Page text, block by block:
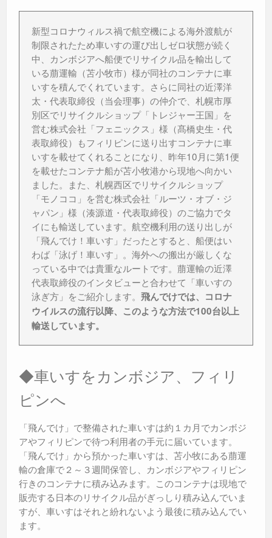
新型コロナウィルス禍で航空機による海外渡航が
制限されたため車いすの運び出しゼロ状態が続く
中、カンボジアへ船便でリサイクル品を輸出して
いる萠運輸（苫小牧市）様が同社のコンテナに車
いすを積んでくれています。さらに同社の近澤洋
太・代表取締役（当会理事）の仲介で、札幌市厚
別区でリサイクルショップ「トレジャー王国」を
営む株式会社「フェニックス」様（髙橋史生・代
表取締役）もフィリピンに送り出すコンテナに車
いすを載せてくれることになり、昨年10月に第1便
を載せたコンテナ船が苫小牧港から現地へ向かい
ました。また、札幌西区でリサイクルショップ
「モノココ」を営む株式会社「ルーツ・オブ・ジ
ャパン」様（湊源道・代表取締役）のご協力でタ
イにも輸送しています。航空機利用の送り出しが
「飛んでけ！車いす」だったとすると、船便はい
わば「泳げ！車いす」。海外への搬出が厳しくな
っている中では貴重なルートです。萠運輸の近澤
代表取締役のインタビューと合わせて「車いすの
泳ぎ方」をご紹介します。 飛んでけでは、コロナ
ウイルスの流行以降、このような方法で100台以上
輸送しています。
◆車いすをカンボジア、フィリ
ピンへ
「飛んでけ」で整備された車いすは約１カ月でカンボジ
アやフィリピンで待つ利用者の手元に届いています。
「飛んでけ」から預かった車いすは、苫小牧にある萠運
輸の倉庫で２～３週間保管し、カンボジアやフィリピン
行きのコンテナに積み込みます。このコンテナは現地で
販売する日本のリサイクル品がぎっしり積み込んでいま
すが、車いすはそれと紛れないよう最後に積み込んでい
ます。